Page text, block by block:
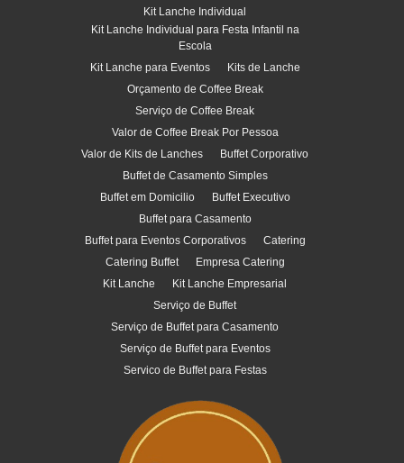
Kit Lanche Individual
Kit Lanche Individual para Festa Infantil na
Escola
Kit Lanche para Eventos
Kits de Lanche
Orçamento de Coffee Break
Serviço de Coffee Break
Valor de Coffee Break Por Pessoa
Valor de Kits de Lanches
Buffet Corporativo
Buffet de Casamento Simples
Buffet em Domicilio
Buffet Executivo
Buffet para Casamento
Buffet para Eventos Corporativos
Catering
Catering Buffet
Empresa Catering
Kit Lanche
Kit Lanche Empresarial
Serviço de Buffet
Serviço de Buffet para Casamento
Serviço de Buffet para Eventos
Servico de Buffet para Festas